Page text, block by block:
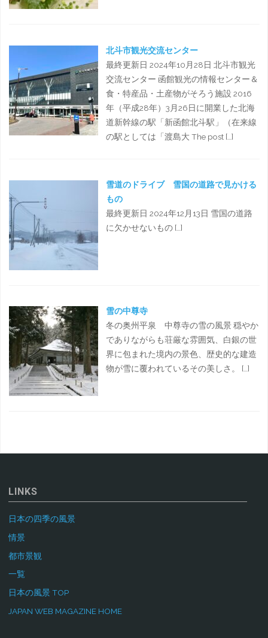
北斗市観光交流センター
最終更新日 2024年10月28日 北斗市観光
交流センター 函館観光の情報センター＆
食・特産品・土産物がそろう施設 2016
年（平成28年）3月26日に開業した北海
道新幹線の駅「新函館北斗駅」（在来線
の駅としては「渡島大 The post […]
雪道のドライブ 雪国の道路で見かける
もの
最終更新日 2024年12月13日 雪国の道路
に欠かせないもの […]
雪の中尊寺
冬の奥州平泉 中尊寺の雪の風景 穏やか
でありながらも荘厳な雰囲気、白銀の世
界に包まれた境内の景色、歴史的な建造
物が雪に覆われているその美しさ。 […]
LINKS
日本の四季の風景
情景
都市景観
一覧
日本の風景 TOP
JAPAN WEB MAGAZINE HOME